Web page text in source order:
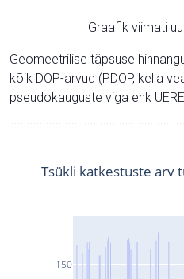
Graafik viimati
Geomeetrilise täpsuse
kõik DOP-arvud (PDOP, kella
pseudokauguste viga ehk
150
Tsükli katkestuste arv